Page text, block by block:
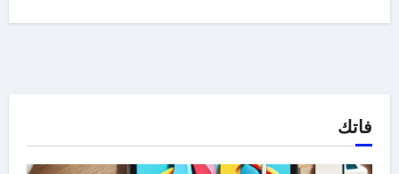
فاتك